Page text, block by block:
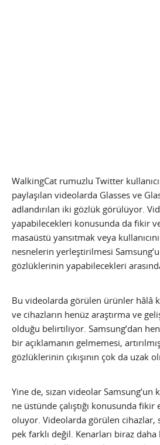
WalkingCat rumuzlu Twitter
paylaşılan videolarda Glasses ve
adlandırılan iki gözlük görülüyor.
yapabilecekleri konusunda da fikir
masaüstü yansıtmak veya
nesnelerin yerleştirilmesi
gözlüklerinin yapabilecekleri
Bu videolarda görülen ürünler hâlâ
ve cihazların henüz araştırma ve
olduğu belirtiliyor. Samsung’dan
bir açıklamanın gelmemesi,
gözlüklerinin çıkışının çok da uzak
Yine de, sızan videolar Samsung’un
ne üstünde çalıştığı konusunda fikir
oluyor. Videolarda görülen cihazlar,
pek farklı değil. Kenarları biraz